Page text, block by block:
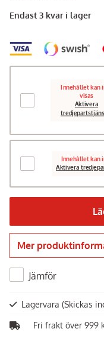
Endast 3 kvar i lager
Innehållet kan
visas
Aktivera
Innehållet kan
Aktivera
Mer
Jämför
Lagervara (Skickas
Fri frakt över 999